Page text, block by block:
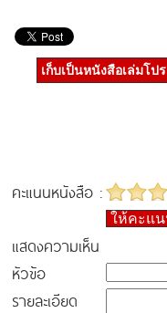
เก็บเป็นหนังสือเล่มโป
คะแนนหนังสือ :
ให้คะแ
แสดงความเห็น
หัวข้อ
รายละเอียด